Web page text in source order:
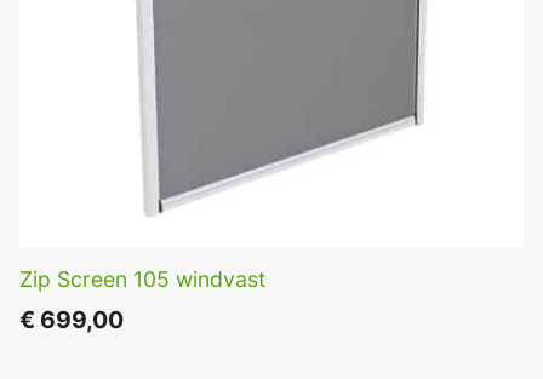
Zip Screen 105 windvast
€ 699,00